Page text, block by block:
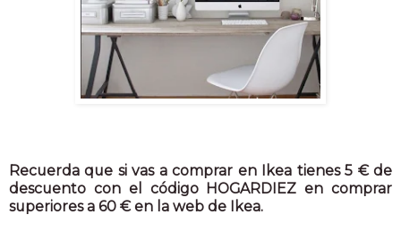
Recuerda que si vas a comprar en Ikea tienes 5 € de
descuento con el código HOGARDIEZ en comprar
superiores a 60 € en la web de Ikea.